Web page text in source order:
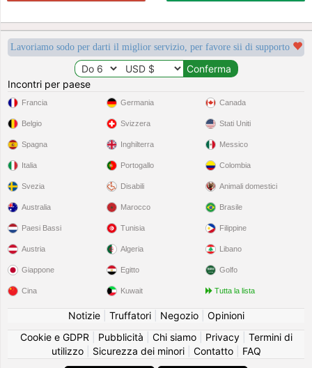
Lavoriamo sodo per darti il miglior servizio, per favore sii di supporto
Incontri per paese
Francia
Belgio
Spagna
Italia
Svezia
Germania
Svizzera
Inghilterra
Portogallo
Disabili
Canada
Stati Uniti
Messico
Colombia
Animali domestici
Australia
Paesi Bassi
Austria
Giappone
Cina
Marocco
Tunisia
Algeria
Egitto
Kuwait
Brasile
Filippine
Libano
Golfo
Tutta la lista
Notizie| Truffatori| Negozio| Opinioni
Cookie e GDPR
Pubblicità Chi siamo| Privacy| Termini di
utilizzo| Sicurezza dei minori| Contatto| FAQ